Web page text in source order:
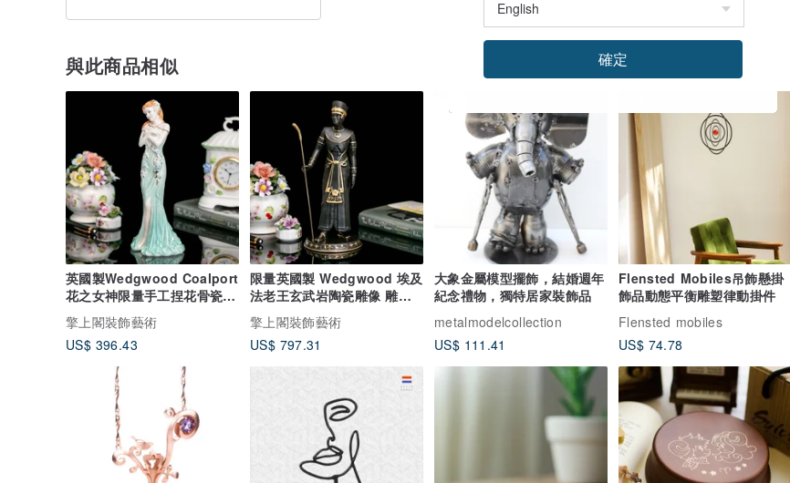
與此商品相似
英國製Wedgwood Coalport
花之女神限量手工捏花骨瓷雕
塑Emerald
擎上閣裝飾藝術
US$ 396.43
限量英國製 Wedgwood 埃及
法老王玄武岩陶瓷雕像 雕塑
收藏擺飾
擎上閣裝飾藝術
US$ 797.31
大象金屬模型擺飾，結婚週年
紀念禮物，獨特居家裝飾品
metalmodelcollection
US$ 111.41
Flensted Mobiles吊飾懸掛
飾品動態平衡雕塑律動掛件
Flensted mobiles
US$ 74.78
確定